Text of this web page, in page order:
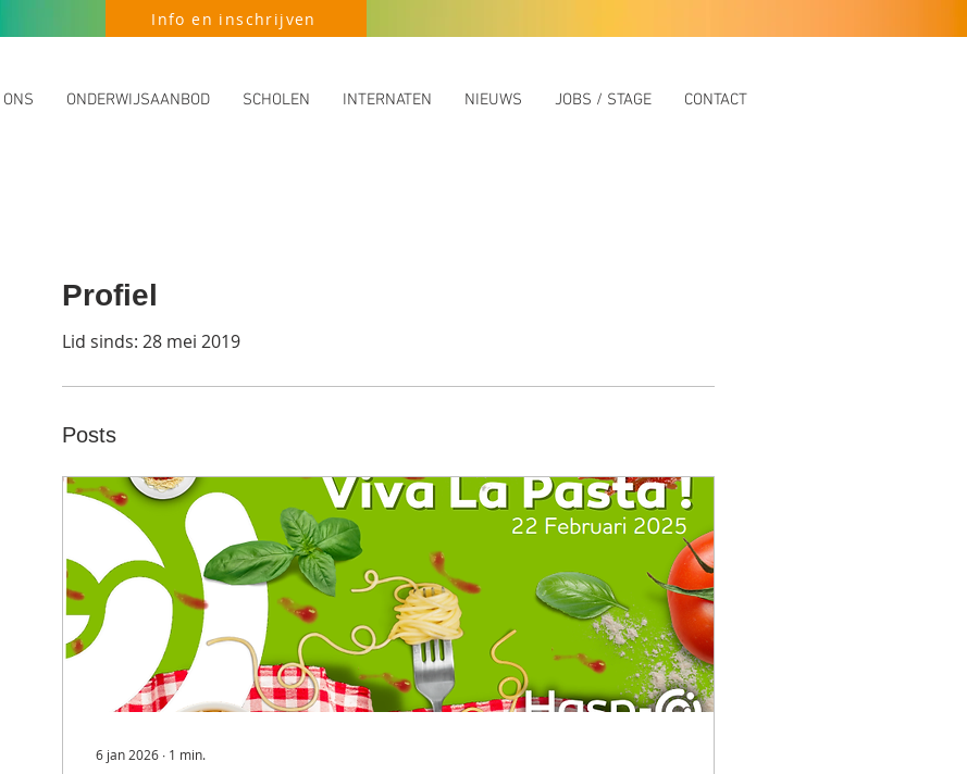
Info en inschrijven
ONS ONDERWIJSAANBOD SCHOLEN INTERNATEN NIEUWS JOBS / STAGE CONTACT
Profiel
Lid sinds: 28 mei 2019
Posts
6 jan 2026 ∙ 1 min.